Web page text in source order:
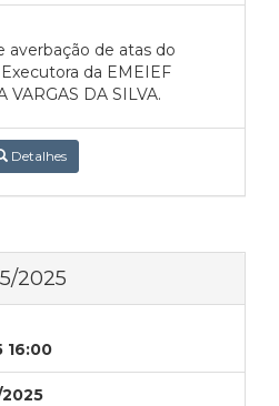
averbação de atas do
da EMEIEF
VARGAS DA SILVA.
Detalhes
2025
16:00